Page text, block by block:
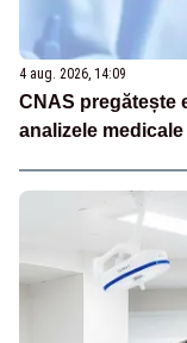
4 aug. 2026, 14:09
CNAS pregătește
analizele medicale